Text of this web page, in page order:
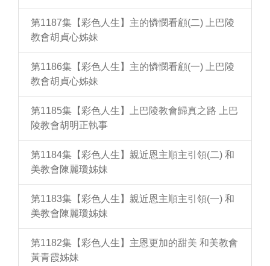
第1187集【彩色人生】主的憐憫看顧(二) 上巴陵
教會胡貞心姊妹
第1186集【彩色人生】主的憐憫看顧(一) 上巴陵
教會胡貞心姊妹
第1185集【彩色人生】上巴陵教會歸真之路 上巴
陵教會胡明正執事
第1184集【彩色人生】親近恩主順主引領(二) 和
美教會陳麗瓊姊妹
第1183集【彩色人生】親近恩主順主引領(一) 和
美教會陳麗瓊姊妹
第1182集【彩色人生】主恩更加的甜美 和美教會
黃青霞姊妹